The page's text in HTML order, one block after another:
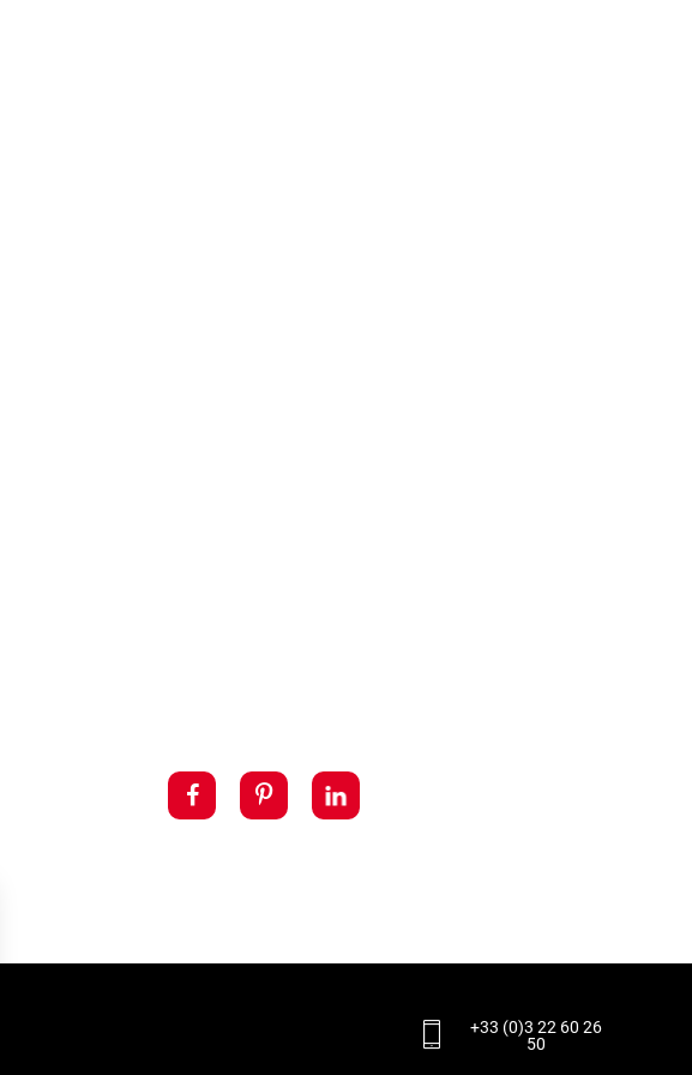
reproduction sont essentiels. Ces choix affectent à la fois la sécurité et la facilité d'utilisation de votre serrure.La sécurité de vos
fiable et sont faciles à utiliser.
facilement configurés avec une clé spécifique, garantissant ainsi la sécurité de votre propriété.
leur fiabilité et leur durabilité. Ils offrent une sécurité dentée et sont compatibles avec un large éventail de serrures.
portes avec une seule clé, facilitant ainsi l'accès à votre domicile ou à votre entreprise.
de sécurité, de qualité et de prix. Ne négligez pas la sécurité de vos biens et choisissez les meilleurs cylindres pour votre serrure.
accrue. Leur conception ergonomique et leur système de verrouillage fiable garantissent la protection de vos entrées.
et chaque extrémité du cylindre, obtenir des mesures comme 30x40mm ou 35x45mm vous aidera à trouver le modèle le
capitale d'avoir un accès sécurisé à votre propriété. C'est pourquoi nous proposons une large gamme de produits de
double à portée de main en cas de besoin. Nos cylindres, équipés de goupilles et de roues dentées, garantissent une protection
à vos besoins. Nos cylindres européens, tels que ceux de la marque ISEO ou Vachette, sont réputés pour leur fiabilité et leur
en choisissant le code qui vous convient le mieux. En plus d'être entrouvrants, nos cylindres sont également compatibles
pour la sécurisation de vos accès. N'hésitez pas à consulter notre catalogue en ligne pour découvrir toutes nos références et
+33 (0)3 22 60 26
50